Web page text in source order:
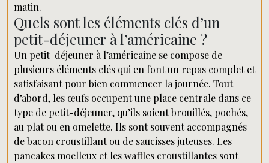
matin.
Quels sont les éléments clés d’un
petit-déjeuner à l’américaine ?
Un petit-déjeuner à l’américaine se compose de
plusieurs éléments clés qui en font un repas complet et
satisfaisant pour bien commencer la journée. Tout
d’abord, les œufs occupent une place centrale dans ce
type de petit-déjeuner, qu’ils soient brouillés, pochés,
au plat ou en omelette. Ils sont souvent accompagnés
de bacon croustillant ou de saucisses juteuses. Les
pancakes moelleux et les waffles croustillantes sont